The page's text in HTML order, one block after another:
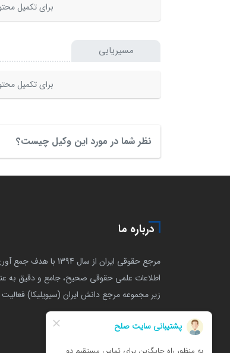
برای تکمیل
مسیریابی
برای تکمیل
نظر شما در مورد این وکیل چیست؟
درباره ما
مرجع حقوقی ایران از سال 1394
اطلاعات علمی حقوقی صحیح، جامع و دقیق به
زیر مجموعه مرجع دانش ایران (سیویلیکا)